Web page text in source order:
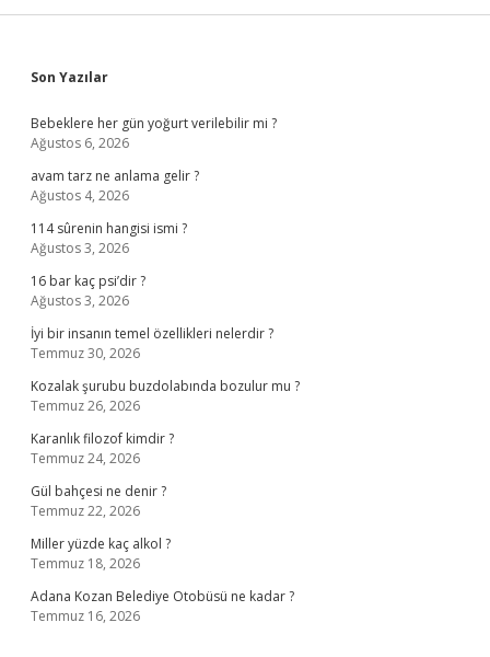
Sidebar
Son Yazılar
Bebeklere her gün yoğurt verilebilir mi ?
Ağustos 6, 2026
avam tarz ne anlama gelir ?
Ağustos 4, 2026
114 sûrenin hangisi ismi ?
Ağustos 3, 2026
16 bar kaç psi’dir ?
Ağustos 3, 2026
İyi bir insanın temel özellikleri nelerdir ?
Temmuz 30, 2026
Kozalak şurubu buzdolabında bozulur mu ?
Temmuz 26, 2026
Karanlık filozof kimdir ?
Temmuz 24, 2026
Gül bahçesi ne denir ?
Temmuz 22, 2026
Miller yüzde kaç alkol ?
Temmuz 18, 2026
Adana Kozan Belediye Otobüsü ne kadar ?
Temmuz 16, 2026